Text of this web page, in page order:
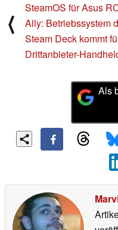
⟨
SteamOS für Asus
Ally: Betriebssystem
Steam Deck kommt
Drittanbieter-
Als